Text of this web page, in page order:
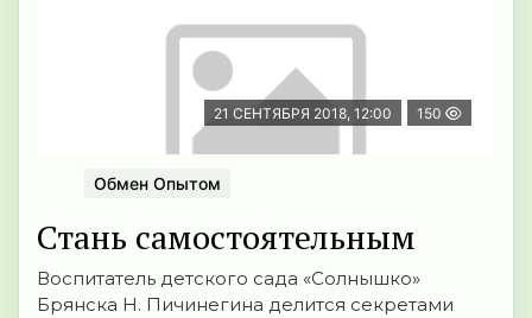
21 СЕНТЯБРЯ 2018, 12:00 150
Обмен Опытом
Стань самостоятельным
Воспитатель детского сада «Солнышко»
Брянска Н. Пичинегина делится секретами